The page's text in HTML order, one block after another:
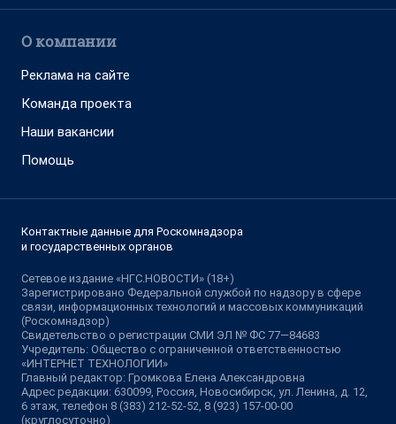
О компании
Реклама на сайте
Команда проекта
Наши вакансии
Помощь
Контактные данные для Роскомнадзора
и государственных органов
Сетевое издание «НГС.НОВОСТИ» (18+)
Зарегистрировано Федеральной службой по надзору в сфере
связи, информационных технологий и массовых коммуникаций
(Роскомнадзор)
Свидетельство о регистрации СМИ ЭЛ № ФС 77—84683
Учредитель: Общество с ограниченной ответственностью
«ИНТЕРНЕТ ТЕХНОЛОГИИ»
Главный редактор: Громкова Елена Александровна
Адрес редакции: 630099, Россия, Новосибирск, ул. Ленина, д. 12,
6 этаж, телефон 8 (383) 212-52-52, 8 (923) 157-00-00
(круглосуточно)